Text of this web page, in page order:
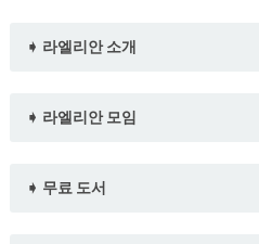
➧ 라엘리안 소개
➧ 라엘리안 모임
➧ 무료 도서